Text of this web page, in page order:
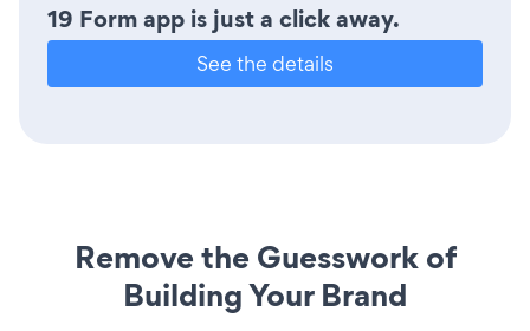
19 Form app is just a click away.
See the details
Remove the Guesswork of
Building Your Brand